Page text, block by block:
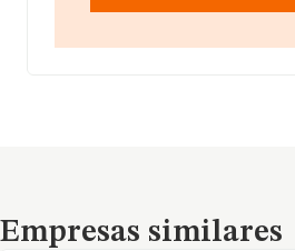
Empresas similares
Empresas similares